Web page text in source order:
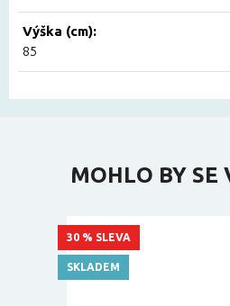
Výška (cm):
85
MOHLO BY SE
30 % SLEVA
SKLADEM